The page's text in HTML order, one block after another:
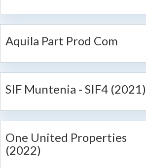
Aquila Part Prod Com
SIF Muntenia - SIF4 (2021)
One United Properties
(2022)